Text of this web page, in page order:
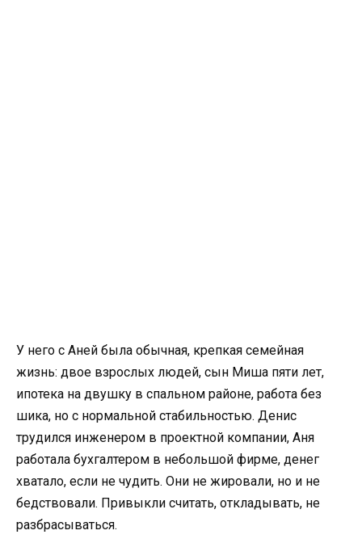
У него с Аней была обычная, крепкая семейная
жизнь: двое взрослых людей, сын Миша пяти лет,
ипотека на двушку в спальном районе, работа без
шика, но с нормальной стабильностью. Денис
трудился инженером в проектной компании, Аня
работала бухгалтером в небольшой фирме, денег
хватало, если не чудить. Они не жировали, но и не
бедствовали. Привыкли считать, откладывать, не
разбрасываться.